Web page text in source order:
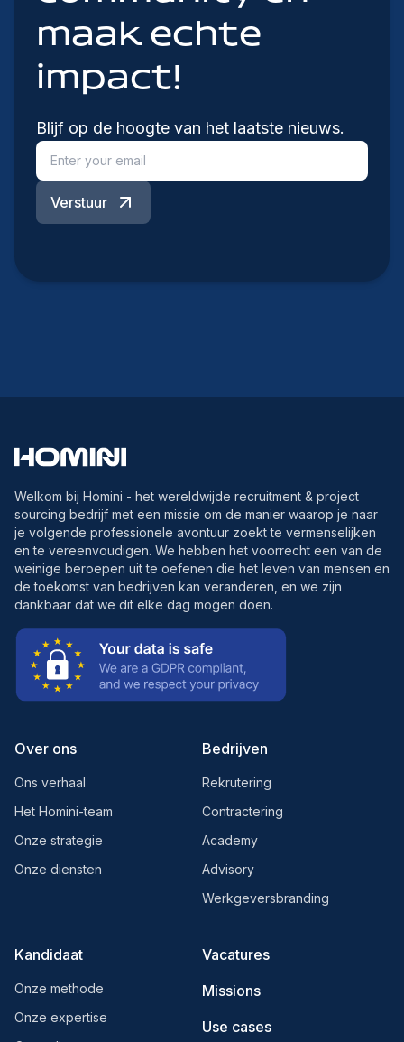
maak echte
impact!
Blijf op de hoogte van het laatste nieuws.
Verstuur
Welkom bij Homini - het wereldwijde recruitment & project
sourcing bedrijf met een missie om de manier waarop je naar
je volgende professionele avontuur zoekt te vermenselijken
en te vereenvoudigen. We hebben het voorrecht een van de
weinige beroepen uit te oefenen die het leven van mensen en
de toekomst van bedrijven kan veranderen, en we zijn
dankbaar dat we dit elke dag mogen doen.
Over ons
Ons verhaal
Het Homini-team
Onze strategie
Onze diensten
Bedrijven
Rekrutering
Contractering
Academy
Advisory
Werkgeversbranding
Kandidaat
Onze methode
Onze expertise
Vacatures
Missions
Use cases